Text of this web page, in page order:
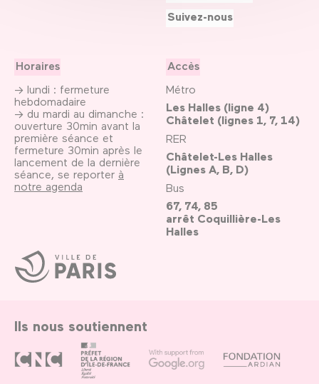
Ville
de
Paris
Horaires
→ lundi : fermeture
hebdomadaire
→ du mardi au dimanche :
ouverture 30min avant la
première séance et
fermeture 30min après le
lancement de la dernière
séance, se reporter à
notre agenda
Accès
Métro
Les Halles (ligne 4)
Châtelet (lignes 1, 7, 14)
RER
Châtelet-Les Halles
(Lignes A, B, D)
Bus
67, 74, 85
arrêt Coquillière-Les
Halles
Suivez-nous
Ils nous soutiennent